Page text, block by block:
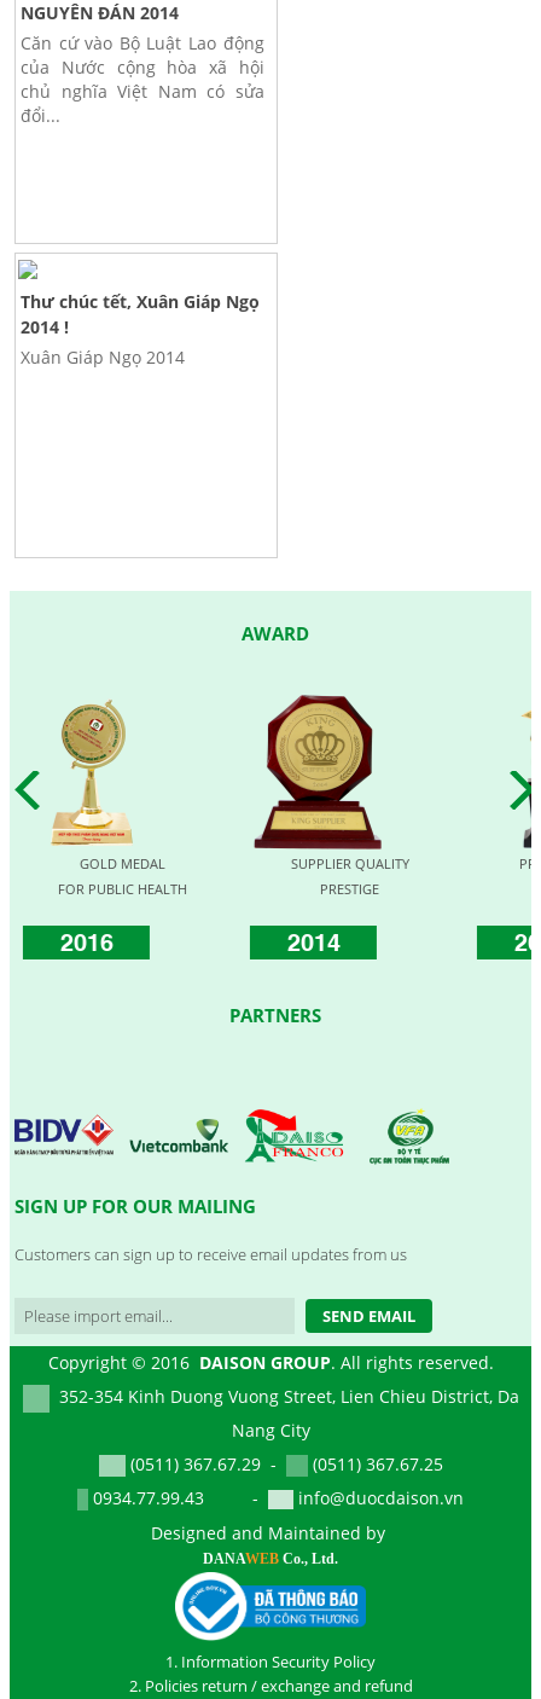
NGUYÊN ĐÁN 2014
Căn cứ vào Bộ Luật Lao động
của Nước cộng hòa xã hội
chủ nghĩa Việt Nam có sửa
đổi...
Thư chúc tết, Xuân Giáp Ngọ
2014 !
Xuân Giáp Ngọ 2014
AWARD
GOLD MEDAL
FOR PUBLIC HEALTH
2016
SUPPLIER QUALITY
PRESTIGE
2014
PARTNERS
SIGN UP FOR OUR MAILING
Customers can sign up to receive email updates from us
SEND EMAIL
Copyright © 2016 DAISON GROUP. All rights reserved.
352-354 Kinh Duong Vuong Street, Lien Chieu District, Da
Nang City
(0511) 367.67.29 -
(0511) 367.67.25
0934.77.99.43 -
info@duocdaison.vn
Designed and Maintained by
DANAWEB Co., Ltd.
1. Information Security Policy
2. Policies return / exchange and refund